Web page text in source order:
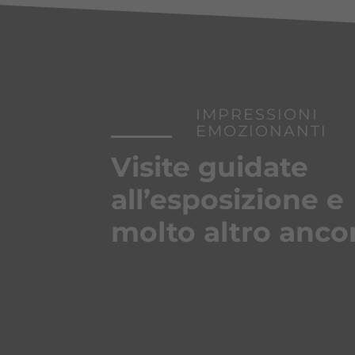
IMPRESSIONI
EMOZIONANTI
Visite guidate
all’esposizione e
molto altro